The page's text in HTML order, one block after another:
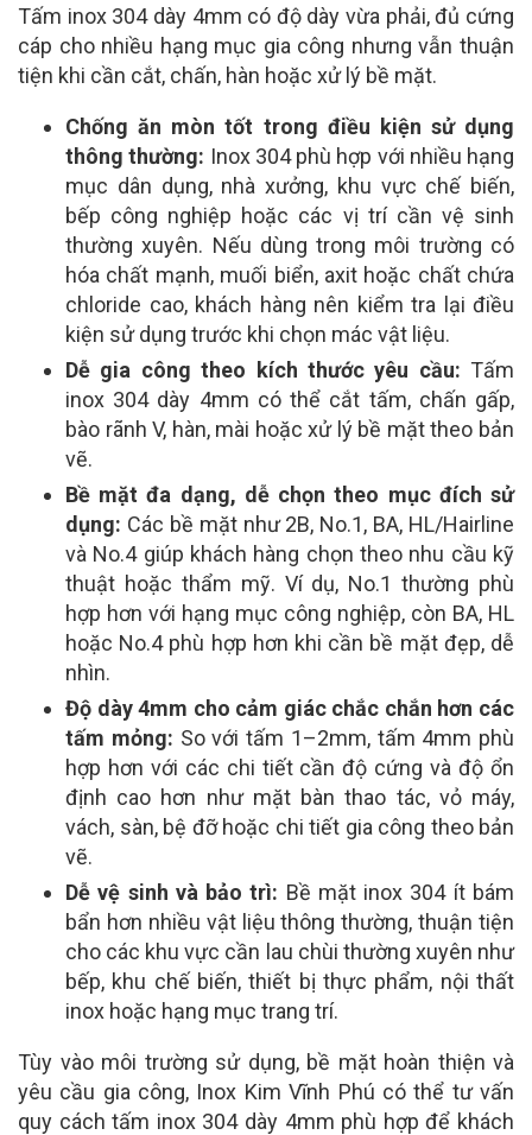
5.0 x 3000
39.500
(cuộn/tấm)
39.500
6.0 x 3000
(cuộn/tấm)
39.500
6.0 x 6000
(cuộn/tấm)
39.500
8.0 x 3000
(tấm)
8.0 x 6000
(tấm)
10.0 x 3000
(tấm)
10.0 x 6000
(tấm)
Tấm inox 304 dày 4mm có độ dày vừa phải, đủ cứng
cáp cho nhiều hạng mục gia công nhưng vẫn thuận
tiện khi cần cắt, chấn, hàn hoặc xử lý bề mặt.
Chống ăn mòn tốt trong điều kiện sử dụng
thông thường: Inox 304 phù hợp với nhiều hạng
mục dân dụng, nhà xưởng, khu vực chế biến,
bếp công nghiệp hoặc các vị trí cần vệ sinh
thường xuyên. Nếu dùng trong môi trường có
hóa chất mạnh, muối biển, axit hoặc chất chứa
chloride cao, khách hàng nên kiểm tra lại điều
kiện sử dụng trước khi chọn mác vật liệu.
Dễ gia công theo kích thước yêu cầu: Tấm
inox 304 dày 4mm có thể cắt tấm, chấn gấp,
bào rãnh V, hàn, mài hoặc xử lý bề mặt theo bản
vẽ.
Bề mặt đa dạng, dễ chọn theo mục đích sử
dụng: Các bề mặt như 2B, No.1, BA, HL/Hairline
và No.4 giúp khách hàng chọn theo nhu cầu kỹ
thuật hoặc thẩm mỹ. Ví dụ, No.1 thường phù
hợp hơn với hạng mục công nghiệp, còn BA, HL
hoặc No.4 phù hợp hơn khi cần bề mặt đẹp, dễ
nhìn.
Độ dày 4mm cho cảm giác chắc chắn hơn các
tấm mỏng: So với tấm 1–2mm, tấm 4mm phù
hợp hơn với các chi tiết cần độ cứng và độ ổn
định cao hơn như mặt bàn thao tác, vỏ máy,
vách, sàn, bệ đỡ hoặc chi tiết gia công theo bản
vẽ.
Dễ vệ sinh và bảo trì: Bề mặt inox 304 ít bám
bẩn hơn nhiều vật liệu thông thường, thuận tiện
cho các khu vực cần lau chùi thường xuyên như
bếp, khu chế biến, thiết bị thực phẩm, nội thất
inox hoặc hạng mục trang trí.
Tùy vào môi trường sử dụng, bề mặt hoàn thiện và
yêu cầu gia công, Inox Kim Vĩnh Phú có thể tư vấn
quy cách tấm inox 304 dày 4mm phù hợp để khách